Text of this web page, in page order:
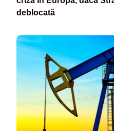
deblocată